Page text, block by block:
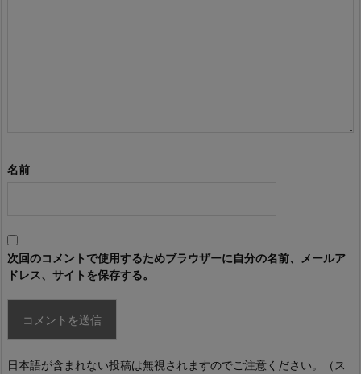
名前
次回のコメントで使用するためブラウザーに自分の名前、メールア
ドレス、サイトを保存する。
日本語が含まれない投稿は無視されますのでご注意ください。（ス